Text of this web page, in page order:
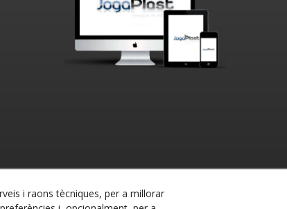
i raons tècniques, per a millorar